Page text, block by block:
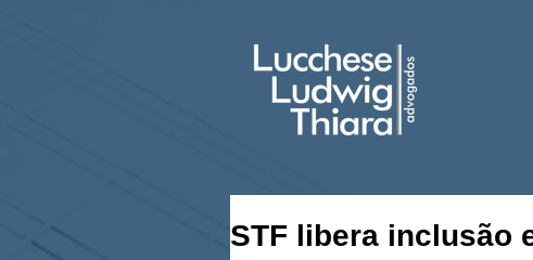
STF libera inclusão